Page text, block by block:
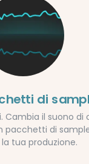
di
Cambia il suono di
pacchetti di
tua produzione.